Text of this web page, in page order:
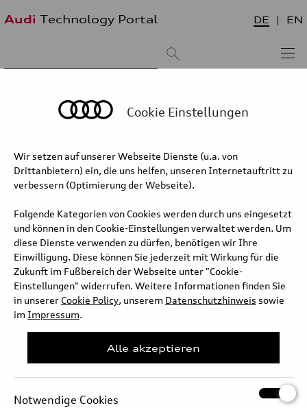
Audi Technology Portal DE EN
älteste zuerst
Räder
Die Leichtmetallräder von Audi sind elegant, hochwertig und
Verfügung. Eine große Anzahl Designs entstehen in der so
genannten Flowforming-Technik. Hierbei wird das Felgenbett
eines Gussrads unter hohem Druck und bei mehr als 300 Grad
Celsius Temperatur über einem Zylinder ausgewalzt. Die Anlage
modelliert den Radrohling in einem einzigen Arbeitsschritt, ähnlich
wie eine Töpferscheibe. Dabei verdichtet sie das Material, was
eine dünnere Wandstärke erlaubt – das Rad wird leichter und
zugleich fester. Flowforming-Räder sind je nach Dimension um
Langtext
Cookie Einstellungen
Wir setzen auf unserer Webseite Dienste (u.a. von
Drittanbietern) ein, die uns helfen, unseren Internetauftritt zu
verbessern (Optimierung der Webseite).
Folgende Kategorien von Cookies werden durch uns eingesetzt
und können in den Cookie-Einstellungen verwaltet werden. Um
diese Dienste verwenden zu dürfen, benötigen wir Ihre
Einwilligung. Diese können Sie jederzeit mit Wirkung für die
Zukunft im Fußbereich der Webseite unter "Cookie-
Einstellungen" widerrufen. Weitere Informationen finden Sie
in unserer Cookie Policy, unserem Datenschutzhinweis sowie
im Impressum.
Alle akzeptieren
Notwendige Cookies